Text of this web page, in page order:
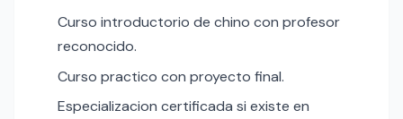
Curso introductorio de chino con profesor
reconocido.
Curso practico con proyecto final.
Especializacion certificada si existe en